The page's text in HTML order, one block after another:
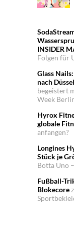
INSIDER
Folgen für
Glass
nach
begeistert
Week
Hyrox
globale
anfangen?
Longines
Stück je
Botta Uno
Fußball-
Blokecore